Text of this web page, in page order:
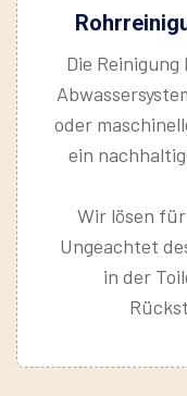
Die
oder
ein
Wir lösen
Ungeachtet
in der